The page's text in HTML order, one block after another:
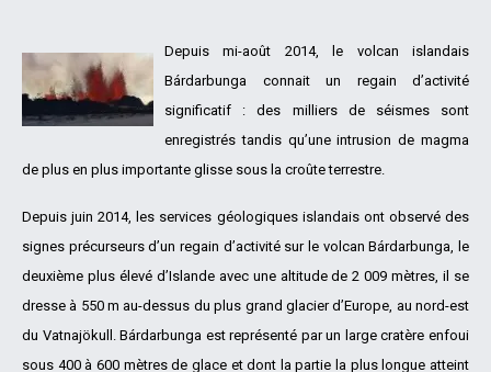
Depuis mi-août 2014, le volcan islandais
Bárdarbunga connait un regain d’activité
significatif : des milliers de séismes sont
enregistrés tandis qu’une intrusion de magma
de plus en plus importante glisse sous la croûte terrestre.
Depuis juin 2014, les services géologiques islandais ont observé des
signes précurseurs d’un regain d’activité sur le volcan Bárdarbunga, le
deuxième plus élevé d’Islande avec une altitude de 2 009 mètres, il se
dresse à 550 m au-dessus du plus grand glacier d’Europe, au nord-est
du Vatnajökull. Bárdarbunga est représenté par un large cratère enfoui
sous 400 à 600 mètres de glace et dont la partie la plus longue atteint